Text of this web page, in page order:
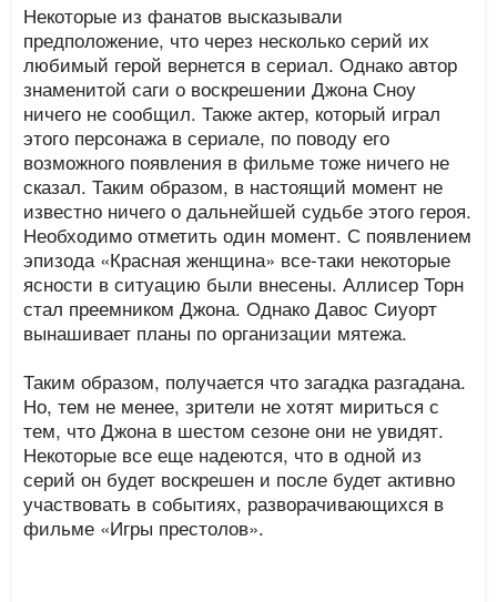
Некоторые из фанатов высказывали
предположение, что через несколько серий их
любимый герой вернется в сериал. Однако автор
знаменитой саги о воскрешении Джона Сноу
ничего не сообщил. Также актер, который играл
этого персонажа в сериале, по поводу его
возможного появления в фильме тоже ничего не
сказал. Таким образом, в настоящий момент не
известно ничего о дальнейшей судьбе этого героя.
Необходимо отметить один момент. С появлением
эпизода «Красная женщина» все-таки некоторые
ясности в ситуацию были внесены. Аллисер Торн
стал преемником Джона. Однако Давос Сиуорт
вынашивает планы по организации мятежа.
Таким образом, получается что загадка разгадана.
Но, тем не менее, зрители не хотят мириться с
тем, что Джона в шестом сезоне они не увидят.
Некоторые все еще надеются, что в одной из
серий он будет воскрешен и после будет активно
участвовать в событиях, разворачивающихся в
фильме «Игры престолов».